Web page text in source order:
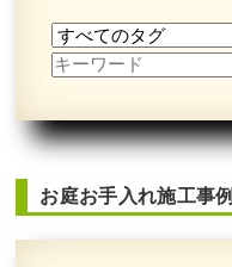
お庭お手入れ施工事例